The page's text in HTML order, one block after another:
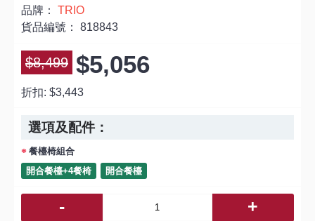
品牌： TRIO
貨品編號： 818843
$8,499 $5,056
折扣: $3,443
選項及配件：
餐檯椅組合
開合餐檯+4餐椅
開合餐檯
- +